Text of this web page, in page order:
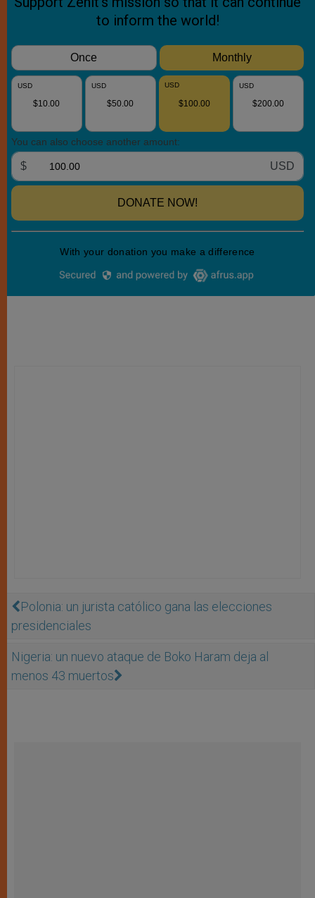
Polonia: un jurista católico gana las elecciones
presidenciales
Nigeria: un nuevo ataque de Boko Haram deja al
menos 43 muertos